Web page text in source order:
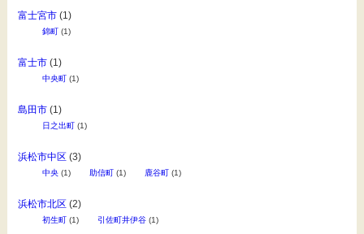
富士宮市(1)
錦町(1)
富士市(1)
中央町(1)
島田市(1)
日之出町(1)
浜松市中区 (3)
中央(1) 助信町(1) 鹿谷町(1)
浜松市北区 (2)
初生町(1) 引佐町井伊谷(1)